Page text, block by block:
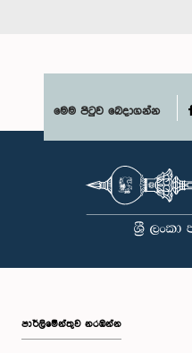
මෙම පිටුව බෙදාගන්න
පාර්ලි‌මේන්තුව නරඹන්න